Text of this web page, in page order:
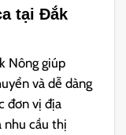
tại Đắk
Nông giúp
và dễ dàng
đơn vị địa
nhu cầu thị